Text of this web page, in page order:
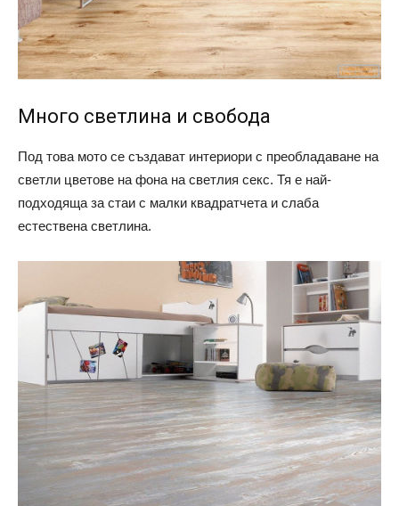
Много светлина и свобода
Под това мото се създават интериори с преобладаване на
светли цветове на фона на светлия секс. Тя е най-
подходяща за стаи с малки квадратчета и слаба
естествена светлина.